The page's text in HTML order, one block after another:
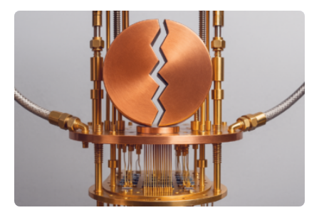
Messungen verwenden. Das hatte man jahrzehntelang
vermutet, weltweit war nach den passenden
Atomkern-Zuständen gesucht worden, 2024 gelang
einem Team der TU Wien mit Unterstützung
internationaler Partner der entscheidende Durchbruch:
Der lange diskutierte Thorium-Kernübergang wurde
gefunden. Kurz darauf konnte man zeigen, dass sich
Thorium tatsächlich nutzen lässt, um hochpräzise…